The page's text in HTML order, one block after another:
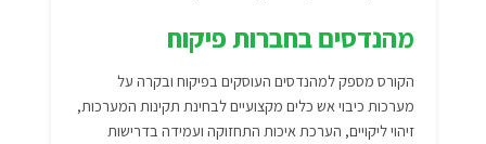
מהנדסים בחברות פיקוח
הקורס מספק למהנדסים העוסקים בפיקוח ובקרה על
מערכות כיבוי אש כלים מקצועיים לבחינת תקינות המערכות,
זיהוי ליקויים, הערכת איכות התחזוקה ועמידה בדרישות